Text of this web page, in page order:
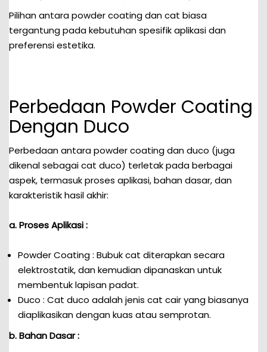
Pilihan antara powder coating dan cat biasa
tergantung pada kebutuhan spesifik aplikasi dan
preferensi estetika.
Perbedaan Powder Coating
Dengan Duco
Perbedaan antara powder coating dan duco (juga
dikenal sebagai cat duco) terletak pada berbagai
aspek, termasuk proses aplikasi, bahan dasar, dan
karakteristik hasil akhir:
a. Proses Aplikasi :
Powder Coating : Bubuk cat diterapkan secara
elektrostatik, dan kemudian dipanaskan untuk
membentuk lapisan padat.
Duco : Cat duco adalah jenis cat cair yang biasanya
diaplikasikan dengan kuas atau semprotan.
b. Bahan Dasar :